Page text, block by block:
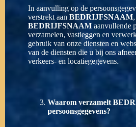
In aanvulling op de
verstrekt aan BEDRIJFSNAAM
BEDRIJFSNAAMaanvullende
verzamelen, vastleggen en
gebruik van onze diensten en
van de diensten die u bij ons
verkeers- en locatiegegevens.
Waarom verzamelt
persoonsgegevens?